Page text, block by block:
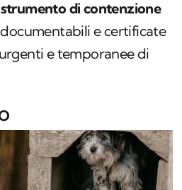
di contenzione
e certificate
e temporanee di